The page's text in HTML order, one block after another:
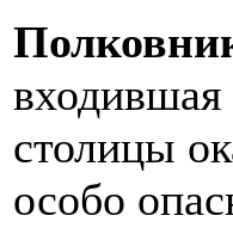
входившая
столицы
особо